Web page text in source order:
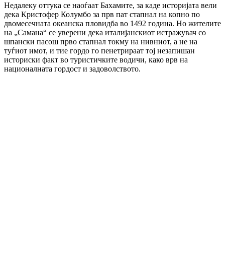
Недалеку оттука се наоѓаат Бахамите, за каде историјата вели
дека Кристофер Колумбо за прв пат стапнал на копно по
двомесечната океанска пловидба во 1492 година. Но жителите
на „Самана“ се уверени дека италијанскиот истражувач со
шпански пасош прво стапнал токму на нивниот, а не на
туѓиот имот, и тие гордо го пенетрираат тој незапишан
историски факт во туристичките водичи, како врв на
националната гордост и задоволството.